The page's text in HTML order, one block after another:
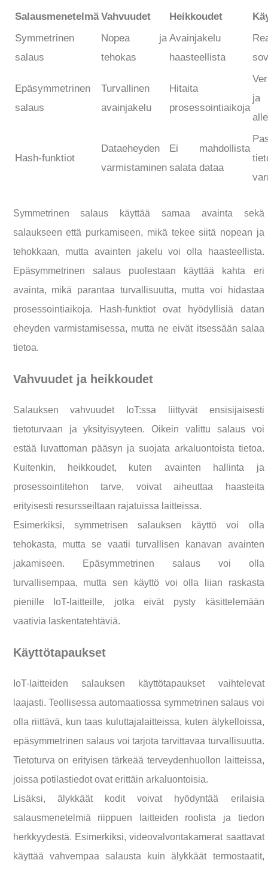
Salausmenetelmä Vahvuudet Heikkoudet
Symmetrinen
salaus
Nopea ja
tehokas
Avainjakelu
haasteellista
Epäsymmetrinen
salaus
Turvallinen
avainjakelu
Hitaita
prosessointiaikoja
ja
Hash-funktiot
Dataeheyden
varmistaminen
Ei mahdollista
salata dataa
Symmetrinen salaus käyttää samaa avainta sekä
salaukseen että purkamiseen, mikä tekee siitä nopean ja
tehokkaan, mutta avainten jakelu voi olla haasteellista.
Epäsymmetrinen salaus puolestaan käyttää kahta eri
avainta, mikä parantaa turvallisuutta, mutta voi hidastaa
prosessointiaikoja. Hash-funktiot ovat hyödyllisiä datan
eheyden varmistamisessa, mutta ne eivät itsessään salaa
tietoa.
Vahvuudet ja heikkoudet
Salauksen vahvuudet IoT:ssa liittyvät ensisijaisesti
tietoturvaan ja yksityisyyteen. Oikein valittu salaus voi
estää luvattoman pääsyn ja suojata arkaluontoista tietoa.
Kuitenkin, heikkoudet, kuten avainten hallinta ja
prosessointitehon tarve, voivat aiheuttaa haasteita
erityisesti resursseiltaan rajatuissa laitteissa.
Esimerkiksi, symmetrisen salauksen käyttö voi olla
tehokasta, mutta se vaatii turvallisen kanavan avainten
jakamiseen. Epäsymmetrinen salaus voi olla
turvallisempaa, mutta sen käyttö voi olla liian raskasta
pienille IoT-laitteille, jotka eivät pysty käsittelemään
vaativia laskentatehtäviä.
Käyttötapaukset
IoT-laitteiden salauksen käyttötapaukset vaihtelevat
laajasti. Teollisessa automaatiossa symmetrinen salaus voi
olla riittävä, kun taas kuluttajalaitteissa, kuten älykelloissa,
epäsymmetrinen salaus voi tarjota tarvittavaa turvallisuutta.
Tietoturva on erityisen tärkeää terveydenhuollon laitteissa,
joissa potilastiedot ovat erittäin arkaluontoisia.
Lisäksi, älykkäät kodit voivat hyödyntää erilaisia
salausmenetelmiä riippuen laitteiden roolista ja tiedon
herkkyydestä. Esimerkiksi, videovalvontakamerat saattavat
käyttää vahvempaa salausta kuin älykkäät termostaatit,